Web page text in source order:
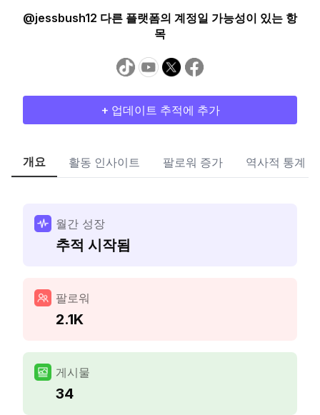
@jessbush12 다른 플랫폼의 계정일 가능성이 있는 항
목
+ 업데이트 추적에 추가
개요 활동 인사이트 팔로워 증가 역사적 통계
월간 성장
추적 시작됨
팔로워
2.1K
게시물
34